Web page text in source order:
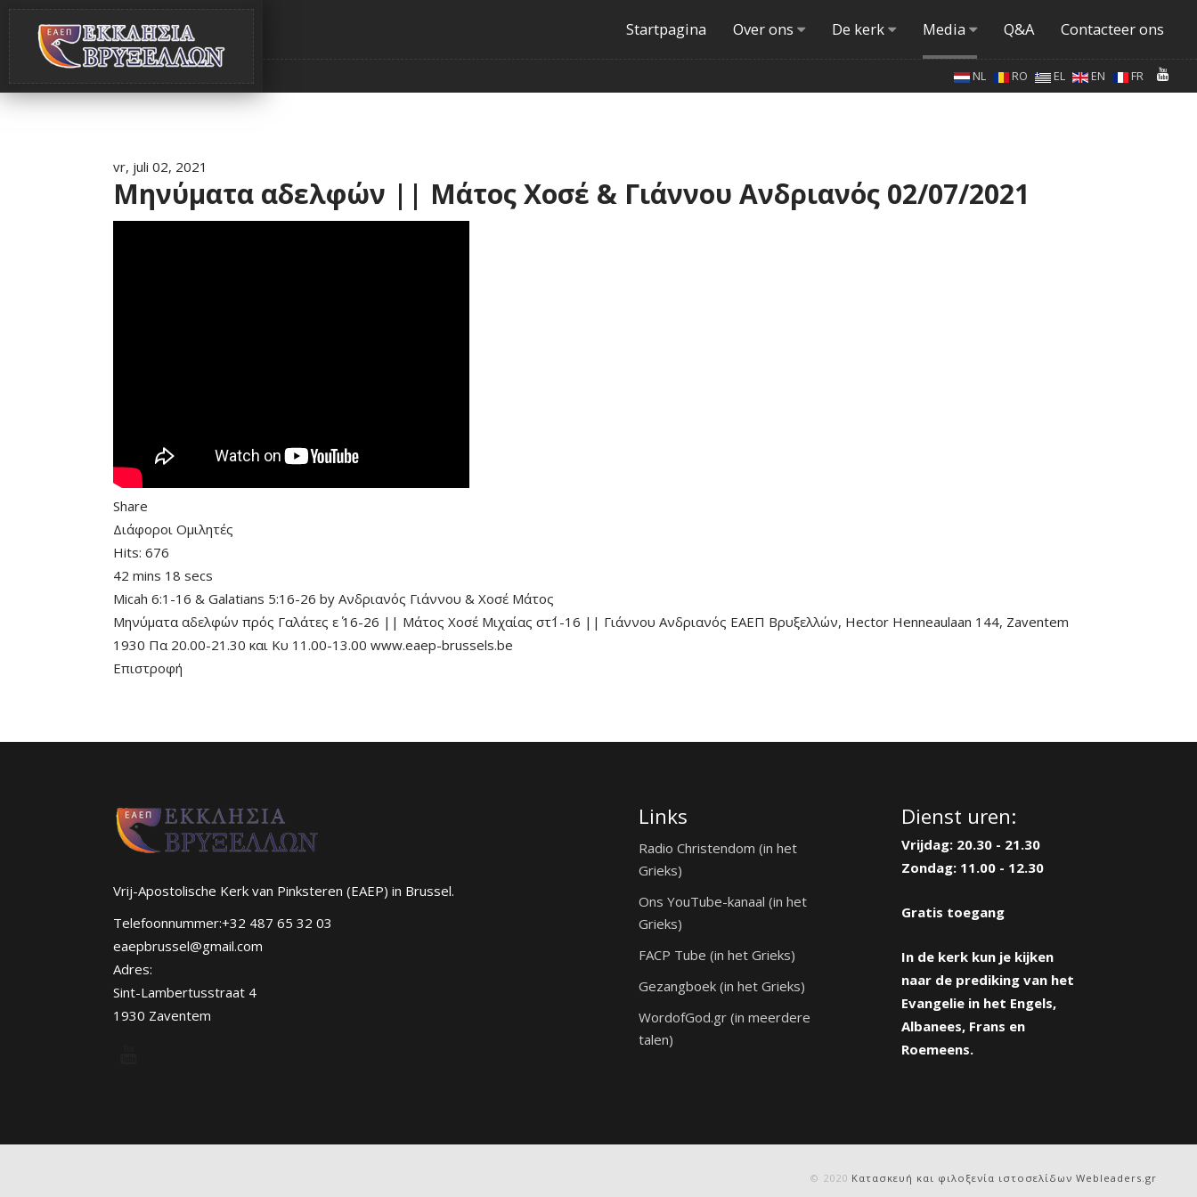
Startpagina Over ons De kerk Media Q&A Contacteer ons
NL RO EL EN FR
vr, juli 02, 2021
Μηνύματα αδελφών || Μάτος Χοσέ & Γιάννου Ανδριανός 02/07/2021
Share
Διάφοροι Ομιλητές
Hits: 676
42 mins 18 secs
Micah 6:1-16 & Galatians 5:16-26 by Ανδριανός Γιάννου & Χοσέ Μάτος
Μηνύματα αδελφών πρός Γαλάτες ε΄ 16-26 || Μάτος Χοσέ Μιχαίας στ΄1-16 || Γιάννου Ανδριανός ΕΑΕΠ Βρυξελλών, Hector Henneaulaan 144, Zaventem
1930 Πα 20.00-21.30 και Κυ 11.00-13.00 www.eaep-brussels.be
Επιστροφή
Vrij-Apostolische Kerk van Pinksteren (EAEP) in Brussel.
Telefoonnummer:+32 487 65 32 03
eaepbrussel@gmail.com
Adres:
Sint-Lambertusstraat 4
1930 Zaventem
Links
Radio Christendom (in het
Grieks)
Ons YouTube-kanaal (in het
Grieks)
FACP Tube (in het Grieks)
Gezangboek (in het Grieks)
WordofGod.gr (in meerdere
talen)
Dienst uren:
Vrijdag: 20.30 - 21.30
Zondag: 11.00 - 12.30
Gratis toegang
In de kerk kun je kijken
naar de prediking van het
Evangelie in het Engels,
Albanees, Frans en
Roemeens.
© 2020 Κατασκευή και φιλοξενία ιστοσελίδων Webleaders.gr